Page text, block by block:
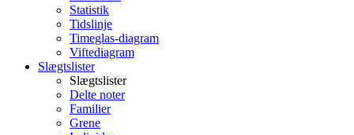
Statistik
Tidslinje
Timeglas-diagram
Viftediagram
Slægtslister
Slægtslister
Delte noter
Familier
Grene